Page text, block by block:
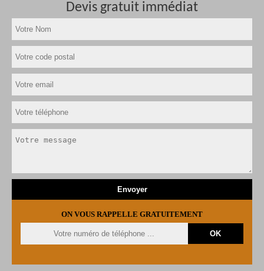
Devis gratuit immédiat
ON VOUS RAPPELLE GRATUITEMENT